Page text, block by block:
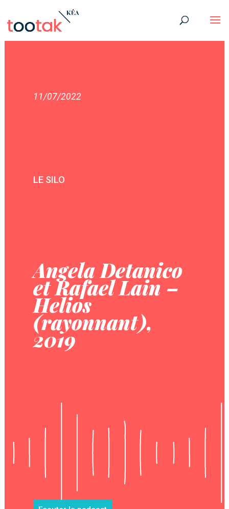
11/07/2022
LE SILO
Angela Detanico
et Rafael Lain –
Helios
(rayonnant),
2019